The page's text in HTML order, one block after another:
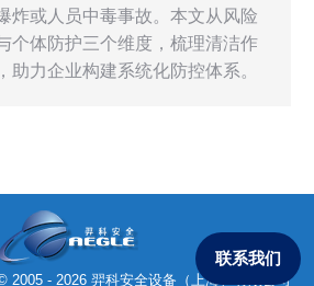
炸或人员中毒事故。本文从风险
个体防护三个维度，梳理清洁作
助力企业构建系统化防控体系。
2005 - 2026 羿科安全设备（上海）有限公司
联系我们